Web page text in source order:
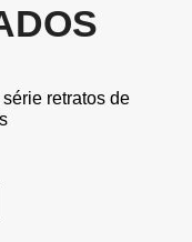
retratos de